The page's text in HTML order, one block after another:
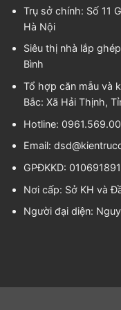
Trụ sở chính: Số 11
Hà Nội
Siêu thị nhà lắp
Bình
Tổ hợp căn mẫu và
Bắc: Xã Hải Thịnh,
Hotline:
Email:
GPĐKKD:
Nơi cấp: Sở KH và
Người đại diện: